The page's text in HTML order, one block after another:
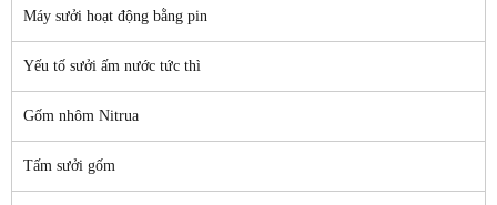
Máy sưởi hoạt động bằng pin
Yếu tố sưởi ấm nước tức thì
Gốm nhôm Nitrua
Tấm sưởi gốm